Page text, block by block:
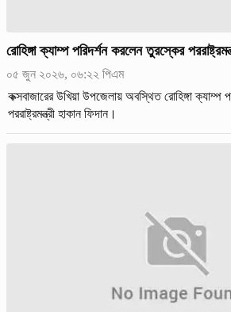
রোহিঙ্গা ক্যাম্প পরিদর্শন করলেন তুরস্কের
০৫ জুন ২০২৬, ০৬:২২ পিএম
কক্সবাজারের উখিয়া উপজেলায় অবস্থিত রোহিঙ্গা ক্যাম্প
পররাষ্ট্রমন্ত্রী হাকান ফিদান।